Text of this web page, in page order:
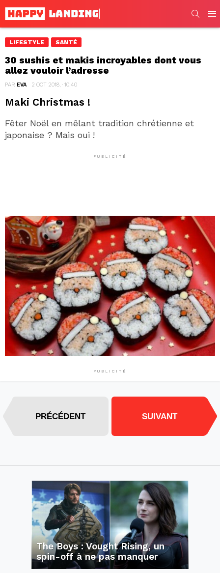
LIFESTYLE SANTÉ
30 sushis et makis incroyables dont vous
allez vouloir l’adresse
PAR EVA 2 OCT 2018, · 10:40
Maki Christmas !
Fêter Noël en mêlant tradition chrétienne et
japonaise ? Mais oui !
PUBLICITÉ
PUBLICITÉ
PRÉCÉDENT SUIVANT
The Boys : Vought Rising, un
spin-off à ne pas manquer